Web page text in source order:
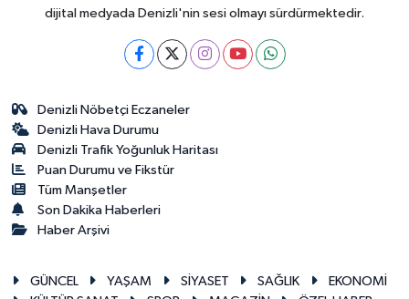
dijital medyada Denizli'nin sesi olmayı sürdürmektedir.
Denizli Nöbetçi Eczaneler
Denizli Hava Durumu
Denizli Trafik Yoğunluk Haritası
Puan Durumu ve Fikstür
Tüm Manşetler
Son Dakika Haberleri
Haber Arşivi
GÜNCEL YAŞAM SİYASET SAĞLIK
EKONOMİ